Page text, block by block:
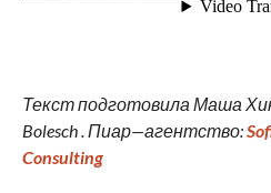
Текст подготовила Маша
Bolesch .Пиар—агентство:
Consulting